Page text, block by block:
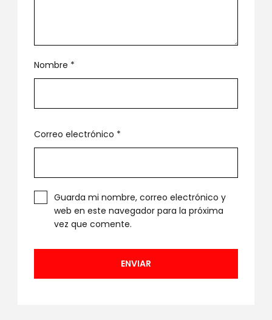
Nombre *
Correo electrónico *
Guarda mi nombre, correo electrónico y
web en este navegador para la próxima
vez que comente.